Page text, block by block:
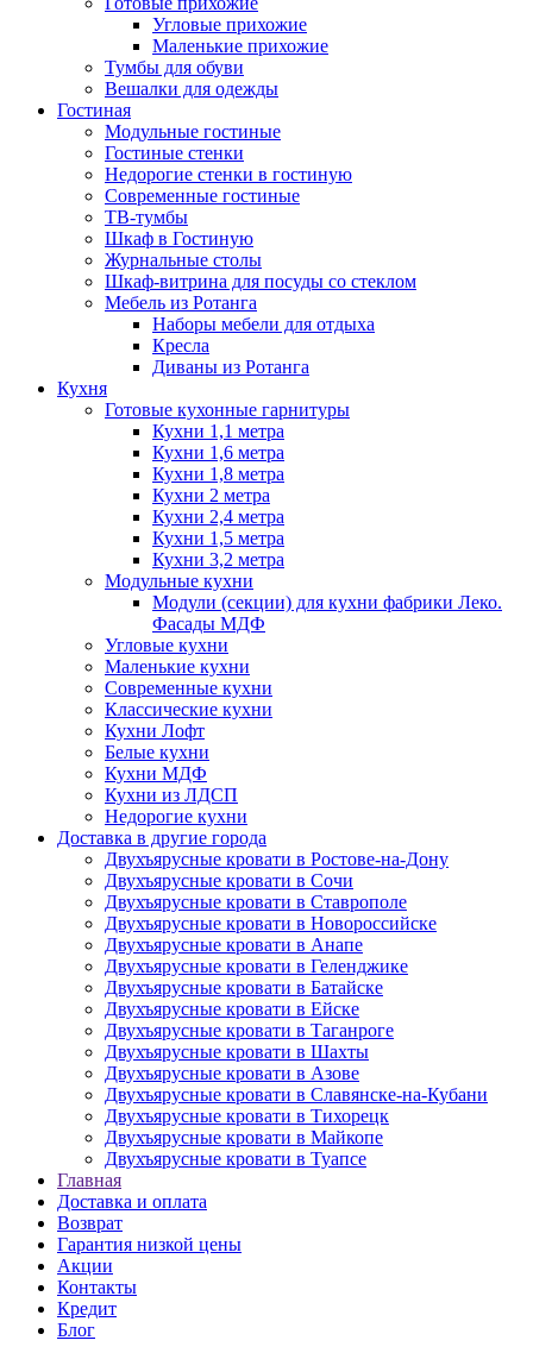
Угловые прихожие
Маленькие прихожие
Тумбы для обуви
Вешалки для одежды
Гостиная
Модульные гостиные
Гостиные стенки
Недорогие стенки в гостиную
Современные гостиные
ТВ-тумбы
Шкаф в Гостиную
Журнальные столы
Шкаф-витрина для посуды со стеклом
Мебель из Ротанга
Наборы мебели для отдыха
Кресла
Диваны из Ротанга
Кухня
Готовые кухонные гарнитуры
Кухни 1,1 метра
Кухни 1,6 метра
Кухни 1,8 метра
Кухни 2 метра
Кухни 2,4 метра
Кухни 1,5 метра
Кухни 3,2 метра
Модульные кухни
Модули (секции) для кухни фабрики Леко.
Фасады МДФ
Угловые кухни
Маленькие кухни
Современные кухни
Классические кухни
Кухни Лофт
Белые кухни
Кухни МДФ
Кухни из ЛДСП
Недорогие кухни
Доставка в другие города
Двухъярусные кровати в Ростове-на-Дону
Двухъярусные кровати в Сочи
Двухъярусные кровати в Ставрополе
Двухъярусные кровати в Новороссийске
Двухъярусные кровати в Анапе
Двухъярусные кровати в Геленджике
Двухъярусные кровати в Батайске
Двухъярусные кровати в Ейске
Двухъярусные кровати в Таганроге
Двухъярусные кровати в Шахты
Двухъярусные кровати в Азове
Двухъярусные кровати в Славянске-на-Кубани
Двухъярусные кровати в Тихорецк
Двухъярусные кровати в Майкопе
Двухъярусные кровати в Туапсе
Главная
Доставка и оплата
Возврат
Гарантия низкой цены
Акции
Контакты
Кредит
Блог